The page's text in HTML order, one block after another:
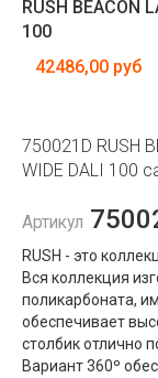
RUSH BEACON
100
42486,00 руб
750021D RUSH
WIDE DALI 100
Артикул
RUSH - это
Вся коллекция
поликарбоната,
обеспечивает
столбик отлично
Вариант 360º